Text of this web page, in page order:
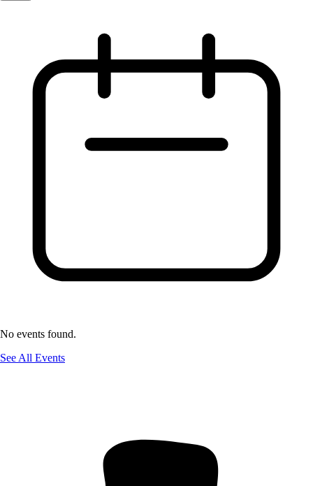
No events found.
See All Events